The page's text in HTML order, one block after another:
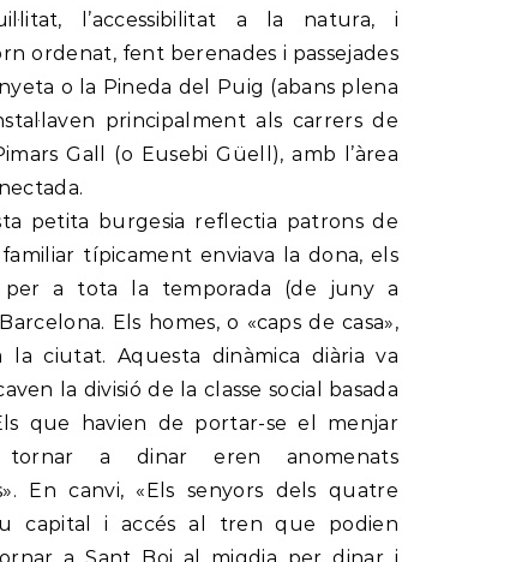
l’accessibilitat a la natura, i
ordenat, fent berenades i passejades
o la Pineda del Puig (abans plena
principalment als carrers de
Gall (o Eusebi Güell), amb l’àrea
petita burgesia reflectia patrons de
típicament enviava la dona, els
a tota la temporada (de juny a
Els homes, o «caps de casa»,
ciutat. Aquesta dinàmica diària va
la divisió de la classe social basada
que havien de portar-se el menjar
a dinar eren anomenats
En canvi, «Els senyors dels quatre
capital i accés al tren que podien